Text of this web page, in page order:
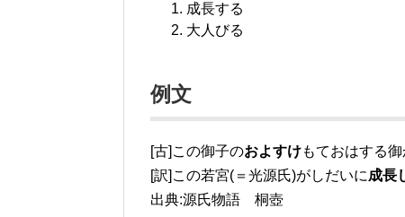
成長する
大人びる
例文
[古]この御子のおよすけもておはする
[訳]この若宮(＝光源氏)がしだいに成長
出典:源氏物語 桐壺